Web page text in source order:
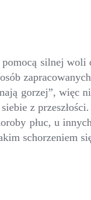
silnej woli
gorzej”, więc
z
płuc, u
schorzeniem